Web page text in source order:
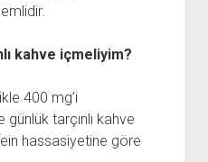
kahve içmeliyim?
400 mg’i
tarçınlı kahve
hassasiyetine göre